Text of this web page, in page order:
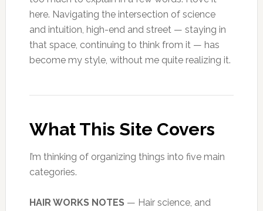
here. Navigating the intersection of science
and intuition, high-end and street — staying in
that space, continuing to think from it — has
become my style, without me quite realizing it.
What This Site Covers
I’m thinking of organizing things into five main
categories.
HAIR WORKS NOTES— Hair science, and